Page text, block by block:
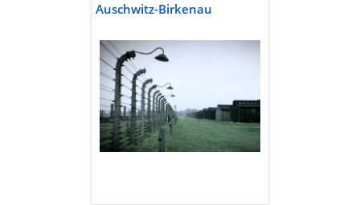
Auschwitz-Birkenau